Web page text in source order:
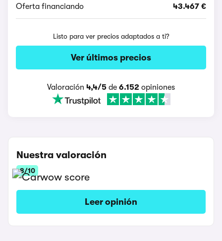
Oferta financiando 43.467 €
Listo para ver precios adaptados a ti?
Ver últimos precios
Valoración 4,4/5 de 6.152 opiniones
Nuestra valoración
8/10
Leer opinión